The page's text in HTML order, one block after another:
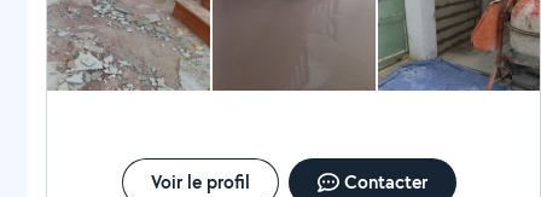
Voir le profil Contacter